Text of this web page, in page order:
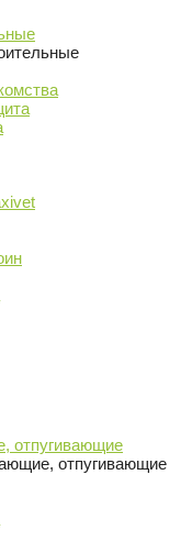
отпугивающие
отпугивающие